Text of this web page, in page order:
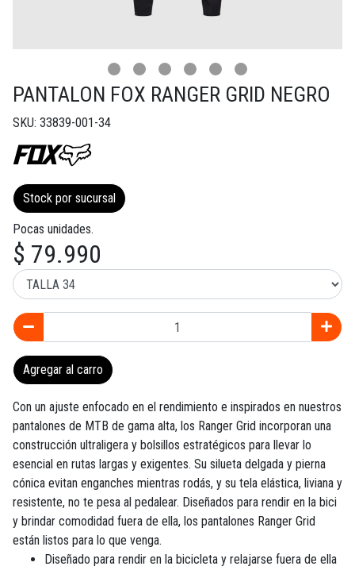
PANTALON FOX RANGER GRID NEGRO
SKU: 33839-001-34
Stock por sucursal
Pocas unidades.
$ 79.990
Agregar al carro
Con un ajuste enfocado en el rendimiento e inspirados en nuestros
pantalones de MTB de gama alta, los Ranger Grid incorporan una
construcción ultraligera y bolsillos estratégicos para llevar lo
esencial en rutas largas y exigentes. Su silueta delgada y pierna
cónica evitan enganches mientras rodás, y su tela elástica, liviana y
resistente, no te pesa al pedalear. Diseñados para rendir en la bici
y brindar comodidad fuera de ella, los pantalones Ranger Grid
están listos para lo que venga.
Diseñado para rendir en la bicicleta y relajarse fuera de ella